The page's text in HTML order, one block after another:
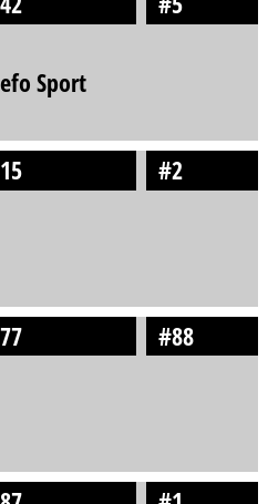
Sport
#2
#88